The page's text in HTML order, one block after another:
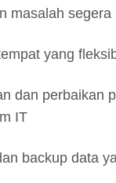
masalah segera
yang
dan perbaikan
IT
backup data